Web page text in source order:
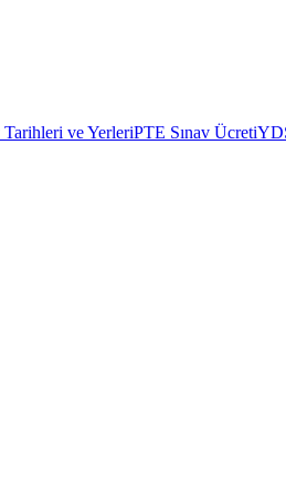
Tarihleri ve YerleriPTE Sınav Ücreti